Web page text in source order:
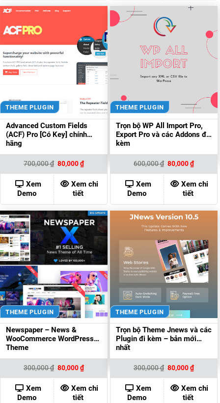
THEME PLUGIN
Advanced Custom Fields
(ACF) Pro [Có Key] chính
hãng
700,000₫ Giá
gốc
là:
700,000 ₫.
80,000₫Giá
hiện
tại
là:
80,000 ₫.
Xem
Demo
Xem chi
tiết
THEME PLUGIN
Trọn bộ WP All Import Pro,
Export Pro và các Addons đi
kèm
600,000₫ Giá
gốc
là:
600,000 ₫.
80,000₫Giá
hiện
tại
là:
80,000
Xem
Demo
Xem chi
tiết
THEME PLUGIN
Newspaper – News &
WooCommerce WordPress
Theme
300,000₫ Giá
gốc
là:
300,000 ₫.
80,000₫Giá
hiện
tại
là:
80,000 ₫.
Xem
Demo
Xem chi
tiết
THEME PLUGIN
Trọn bộ Theme Jnews và các
Plugin đi kèm – bản mới
nhất
300,000₫ Giá
gốc
là:
300,000 ₫.
80,000₫Giá
hiện
tại
là:
80,000
Xem
Demo
Xem chi
tiết